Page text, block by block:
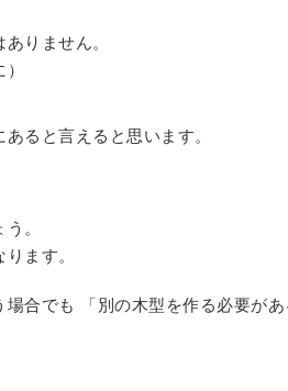
りません。
ると言えると思います。
。
ます。
合でも 「別の木型を作る必要があ